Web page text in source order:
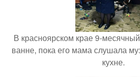
В красноярском крае 9-
ванне, пока его мама слушала
кухне.